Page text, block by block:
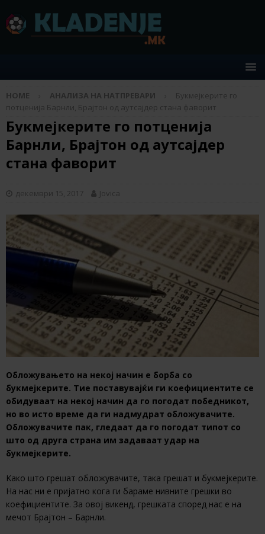
HOME АНАЛИЗА НА НАТПРЕВАРИ
Букмејкерите го
потценија Барнли, Брајтон од аутсајдер стана фаворит
Букмејкерите го потценија
Барнли, Брајтон од аутсајдер
стана фаворит
декември 15, 2017 Jovica
Обложувањето на некој начин е борба со
букмејкерите. Тие поставувајќи ги коефициентите се
обидуваат на некој начин да го погодат победникот,
но во исто време да ги надмудрат обложувачите.
Обложувачите пак, гледаат да го погодат типот со
што од друга страна им задаваат удар на
букмејкерите.
Kако што грешат обложувачите, така грешат и букмејкерите.
На нас ни е пријатно кога ги бараме нивните грешки во
коефициентите. За овој викенд, грешката според нас е на
мечот Брајтон – Барнли.